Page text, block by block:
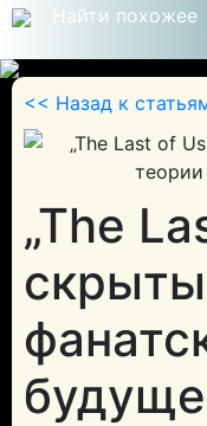
Найти похожее
<< Назад к
„The